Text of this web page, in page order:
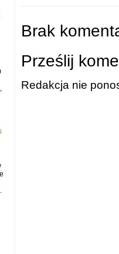
Brak
Prześlij
Redakcja nie